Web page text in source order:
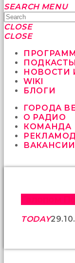
Yatağa
bile
geçmeye
fırsat
sikici
kocalar
güzel
karıları
öttürüyor
sex
hikayeleri
kızların
rahatlıyorlar
altyazılı
sikiş
SEARCH MENU
CLOSE
CLOSE
ПОДКАСТЫ
НОВОСТИ
WIKI
БЛОГИ
ГОРОДА
О РАДИО
КОМАНДА
ВАКАНСИИ
Галопом
TODAY